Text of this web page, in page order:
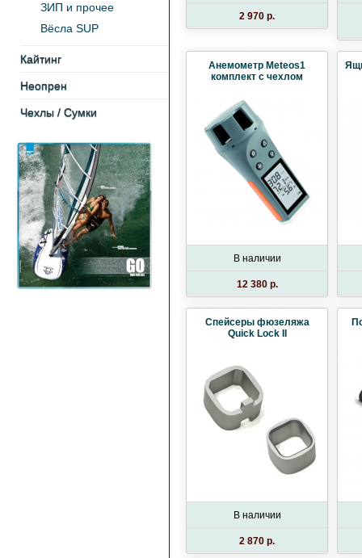
ЗИП и прочее
Вёсла SUP
Кайтинг
Неопрен
Чехлы / Cумки
2 970 p.
Анемометр Meteos1
комплект c чехлом
В наличии
12 380 p.
Спейсеры фюзеляжа
Quick Lock II
В наличии
2 870 p.